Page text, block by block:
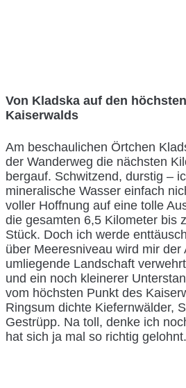
Von Kladska auf den
Kaiserwalds
Am beschaulichen Örtchen
der Wanderweg die nächsten
bergauf. Schwitzend, durstig –
mineralische Wasser einfach
voller Hoffnung auf eine tolle
die gesamten 6,5 Kilometer bis
Stück. Doch ich werde
über Meeresniveau wird mir der
umliegende Landschaft
und ein noch kleinerer
vom höchsten Punkt des
Ringsum dichte Kiefernwälder,
Gestrüpp. Na toll, denke ich
hat sich ja mal so richtig gelohnt.